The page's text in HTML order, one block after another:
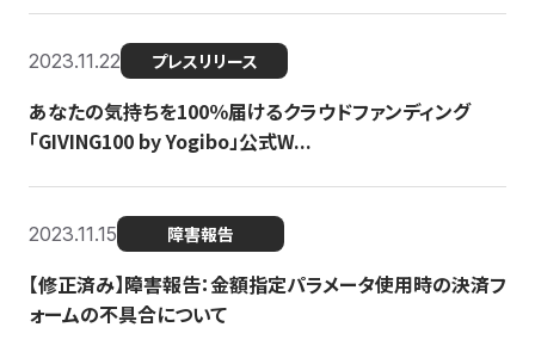
2023.11.22 プレスリリース
あなたの気持ちを100％届けるクラウドファンディング
「GIVING100 by Yogibo」公式W...
2023.11.15 障害報告
【修正済み】障害報告：金額指定パラメータ使用時の決済フ
ォームの不具合について